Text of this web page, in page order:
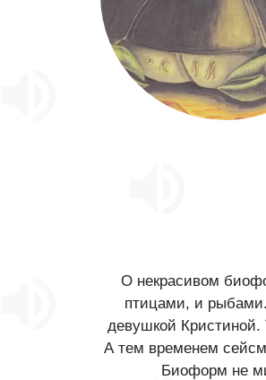
О некрасивом
птицами, и
девушкой Кристиной.
А тем временем
Биоформ не